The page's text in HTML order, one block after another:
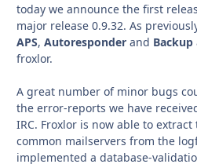
today we announce the first
major release 0.9.32. As
APS, Autoresponder and Backup
froxlor.
A great number of minor bugs
the error-reports we have
IRC. Froxlor is now able to
common mailservers from the
implemented a database-